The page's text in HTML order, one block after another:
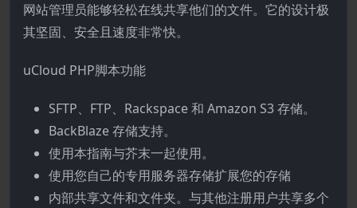
网站管理员能够轻松在线共享他们的文件。它的设计极
其坚固、安全且速度非常快。
uCloud PHP脚本功能
SFTP、FTP、Rackspace 和 Amazon S3 存储。
BackBlaze 存储支持。
使用本指南与芥末一起使用。
使用您自己的专用服务器存储扩展您的存储
内部共享文件和文件夹。与其他注册用户共享多个